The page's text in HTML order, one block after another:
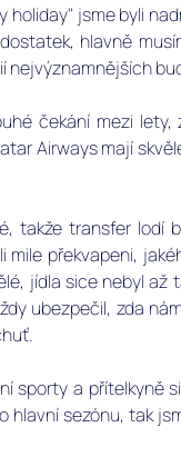
holiday" jsme byli
hlavně
nejvýznamnějších
čekání mezi
Airways mají
takže transfer lodí
překvapeni,
jídla sice nebyl až
ubezpečil, zda
sporty a přítelkyně
hlavní sezónu, tak